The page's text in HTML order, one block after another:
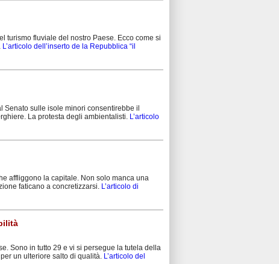
turismo fluviale del nostro Paese. Ecco come si
L’articolo dell’inserto de la Repubblica “il
Senato sulle isole minori consentirebbe il
La protesta degli ambientalisti. L’articolo
affliggono la capitale. Non solo manca una
faticano a concretizzarsi. L’articolo di
Sono in tutto 29 e vi si persegue la tutela della
un ulteriore salto di qualità. L’articolo del